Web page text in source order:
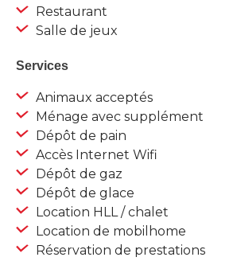
Restaurant
Salle de jeux
Services
Animaux acceptés
Ménage avec supplément
Dépôt de pain
Accès Internet Wifi
Dépôt de gaz
Dépôt de glace
Location HLL / chalet
Location de mobilhome
Réservation de prestations